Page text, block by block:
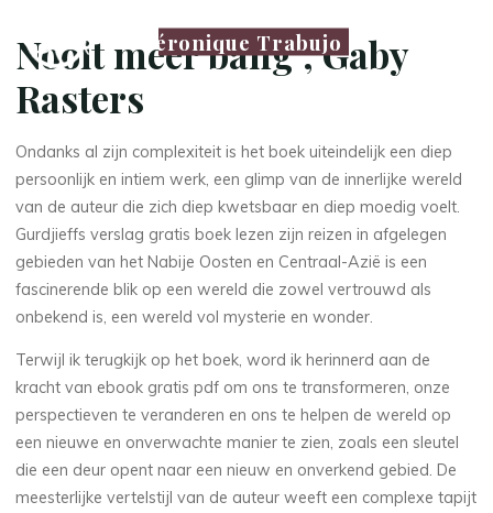
Véronique Trabujo
Nooit meer bang , Gaby
Rasters
Ondanks al zijn complexiteit is het boek uiteindelijk een diep
persoonlijk en intiem werk, een glimp van de innerlijke wereld
van de auteur die zich diep kwetsbaar en diep moedig voelt.
Gurdjieffs verslag gratis boek lezen zijn reizen in afgelegen
gebieden van het Nabije Oosten en Centraal-Azië is een
fascinerende blik op een wereld die zowel vertrouwd als
onbekend is, een wereld vol mysterie en wonder.
Terwijl ik terugkijk op het boek, word ik herinnerd aan de
kracht van ebook gratis pdf om ons te transformeren, onze
perspectieven te veranderen en ons te helpen de wereld op
een nieuwe en onverwachte manier te zien, zoals een sleutel
die een deur opent naar een nieuw en onverkend gebied. De
meesterlijke vertelstijl van de auteur weeft een complexe tapijt